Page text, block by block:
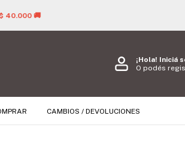
¡Hola! Iniciá
O podés
CAMBIOS / DEVOLUCIONES